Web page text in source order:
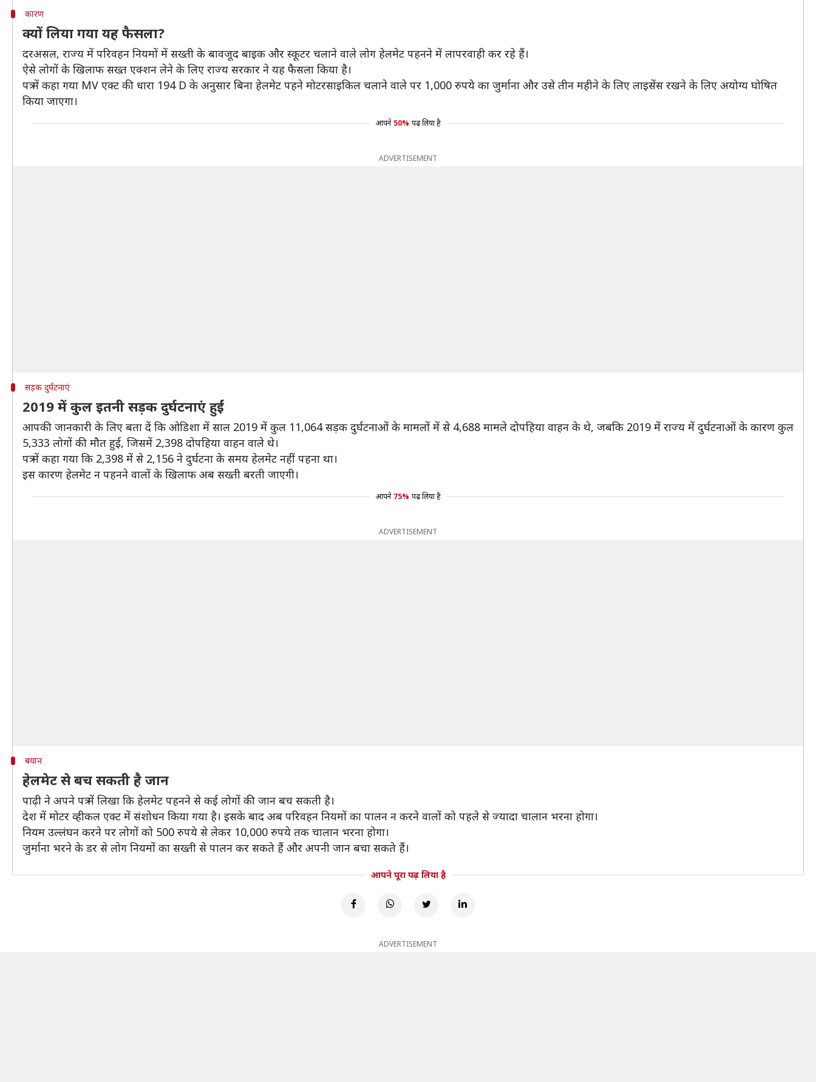
कारण
क्यों लिया गया यह फैसला?
दरअसल, राज्य में परिवहन नियमों में सख्ती के बावजूद बाइक और स्कूटर चलाने वाले लोग हेलमेट पहनने में लापरवाही कर रहे हैं।
ऐसे लोगों के खिलाफ सख्त एक्शन लेने के लिए राज्य सरकार ने यह फैसला किया है।
पत्र में कहा गया MV एक्ट की धारा 194 D के अनुसार बिना हेलमेट पहने मोटरसाइकिल चलाने वाले पर 1,000 रुपये का जुर्माना और उसे तीन महीने के लिए लाइसेंस रखने के लिए अयोग्य घोषित
किया जाएगा।
आपने 50% पढ़ लिया है
ADVERTISEMENT
सड़क दुर्घटनाएं
2019 में कुल इतनी सड़क दुर्घटनाएं हुईं
आपकी जानकारी के लिए बता दें कि ओडिशा में साल 2019 में कुल 11,064 सड़क दुर्घटनाओं के मामलों में से 4,688 मामले दोपहिया वाहन के थे, जबकि 2019 में राज्य में दुर्घटनाओं के कारण कुल
5,333 लोगों की मौत हुई, जिसमें 2,398 दोपहिया वाहन वाले थे।
पत्र में कहा गया कि 2,398 में से 2,156 ने दुर्घटना के समय हेलमेट नहीं पहना था।
इस कारण हेलमेट न पहनने वालों के खिलाफ अब सख्ती बरती जाएगी।
आपने 75% पढ़ लिया है
ADVERTISEMENT
बयान
हेलमेट से बच सकती है जान
पाढ़ी ने अपने पत्र में लिखा कि हेलमेट पहनने से कई लोगों की जान बच सकती है।
देश में मोटर व्हीकल एक्ट में संशोधन किया गया है। इसके बाद अब परिवहन नियमों का पालन न करने वालों को पहले से ज्यादा चालान भरना होगा।
नियम उल्लंघन करने पर लोगों को 500 रुपये से लेकर 10,000 रुपये तक चालान भरना होगा।
जुर्माना भरने के डर से लोग नियमों का सख्ती से पालन कर सकते हैं और अपनी जान बचा सकते हैं।
आपने पूरा पढ़ लिया है
ADVERTISEMENT